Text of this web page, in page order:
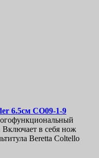
6.5см CO09-1-9
в себя нож
Beretta Coltello